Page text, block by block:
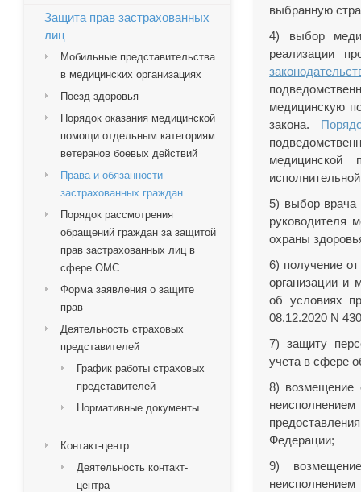
Защита прав застрахованных
лиц
Мобильные представительства
в медицинских организациях
Поезд здоровья
Порядок оказания медицинской
помощи отдельным категориям
ветеранов боевых действий
Права и обязанности
застрахованных граждан
Порядок рассмотрения
обращений граждан за защитой
прав застрахованных лиц в
сфере ОМС
Форма заявления о защите
прав
Деятельность страховых
представителей
График работы страховых
представителей
Нормативные документы
Контакт-центр
Деятельность контакт-
центра
выбранную
4) выбор
реализации
медицинскую
закона.
медицинской
5) выбор врача
руководителя
охраны
6) получение
организации и
об условиях
08.12.2020 N
7) защиту
учета в сфере
8) возмещение
Федерации;
9)